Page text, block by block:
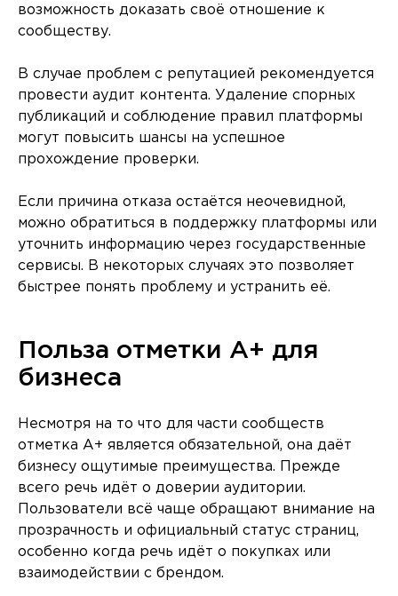
возможность доказать своё отношение к
сообществу.
В случае проблем с репутацией рекомендуется
провести аудит контента. Удаление спорных
публикаций и соблюдение правил платформы
могут повысить шансы на успешное
прохождение проверки.
Если причина отказа остаётся неочевидной,
можно обратиться в поддержку платформы или
уточнить информацию через государственные
сервисы. В некоторых случаях это позволяет
быстрее понять проблему и устранить её.
Польза отметки A+ для
бизнеса
Несмотря на то что для части сообществ
отметка A+ является обязательной, она даёт
бизнесу ощутимые преимущества. Прежде
всего речь идёт о доверии аудитории.
Пользователи всё чаще обращают внимание на
прозрачность и официальный статус страниц,
особенно когда речь идёт о покупках или
взаимодействии с брендом.